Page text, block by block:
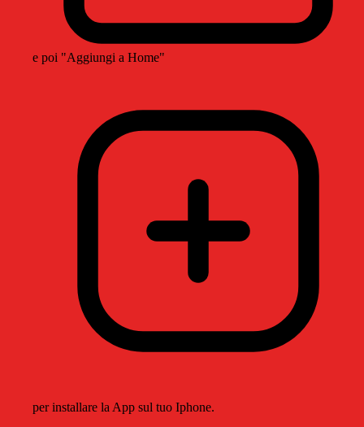
e poi "Aggiungi a Home"
per installare la App sul tuo Iphone.